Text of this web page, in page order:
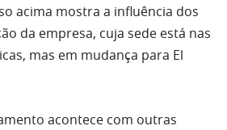
acima mostra a influência dos
da empresa, cuja sede está nas
mas em mudança para El
acontece com outras